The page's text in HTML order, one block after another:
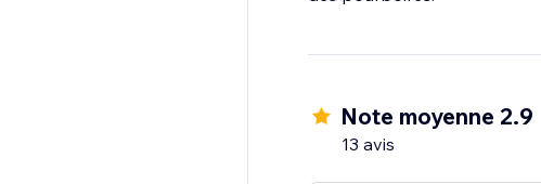
Note moyenne 2.9
13 avis